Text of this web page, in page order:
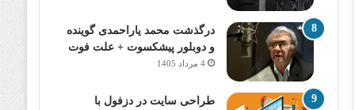
درگذشت محمد یاراحمدی گوینده
و دوبلور پیشکسوت + علت فوت
4 مرداد 1405
طراحی سایت در دزفول با